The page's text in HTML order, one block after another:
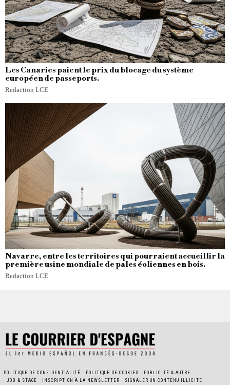
Les Canaries paient le prix du blocage du système
européen de passeports.
Redaction LCE
Navarre, entre les territoires qui pourraient accueillir la
première usine mondiale de pales éoliennes en bois.
Redaction LCE
POLITIQUE DE CONFIDENTIALITÉ POLITIQUE DE COOKIES
PUBLICITÉ & AUTRE
JOB & STAGE
INSCRIPTION À LA NEWSLETTER SIGNALER UN CONTENU ILLICITE